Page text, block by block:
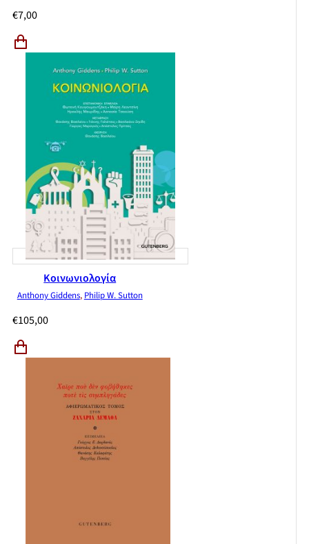
€7,00
Κοινωνιολογία
Anthony Giddens, Philip W. Sutton
€105,00